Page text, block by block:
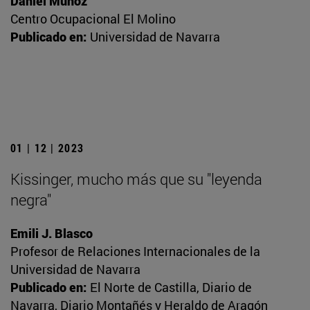
Centro Ocupacional El Molino
Publicado en: Universidad de Navarra
01 | 12 | 2023
Kissinger, mucho más que su "leyenda
negra"
Emili J. Blasco
Profesor de Relaciones Internacionales de la
Universidad de Navarra
Publicado en: El Norte de Castilla, Diario de
Navarra, Diario Montañés y Heraldo de Aragón